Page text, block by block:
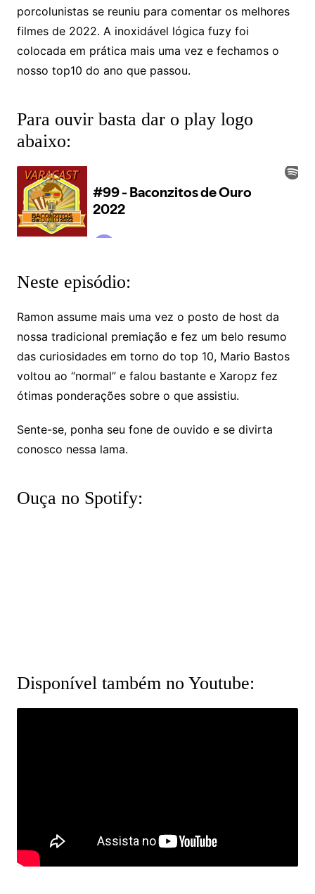
porcolunistas se reuniu para comentar os melhores
filmes de 2022. A inoxidável lógica fuzy foi
colocada em prática mais uma vez e fechamos o
nosso top10 do ano que passou.
Para ouvir basta dar o play logo
abaixo:
Neste episódio:
Ramon assume mais uma vez o posto de host da
nossa tradicional premiação e fez um belo resumo
das curiosidades em torno do top 10, Mario Bastos
voltou ao “normal” e falou bastante e Xaropz fez
ótimas ponderações sobre o que assistiu.
Sente-se, ponha seu fone de ouvido e se divirta
conosco nessa lama.
Ouça no Spotify:
Disponível também no Youtube: